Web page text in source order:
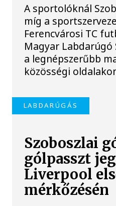
A sportolóknál
míg a
Ferencvárosi TC
Magyar Labdarúgó
a legnépszerűbb
közösségi
LABDARÚGÁS
Szoboszlai
gólpasszt
Liverpool
mérkőzésén